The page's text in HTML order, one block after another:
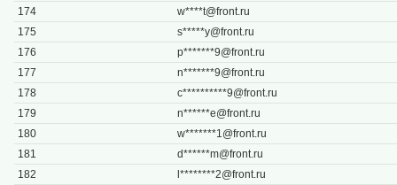
174
w****t@front.ru
175
s*****y@front.ru
176
p*******9@front.ru
177
n*******9@front.ru
178
c**********9@front.ru
179
n******e@front.ru
180
w*******1@front.ru
181
d******m@front.ru
182
l********2@front.ru